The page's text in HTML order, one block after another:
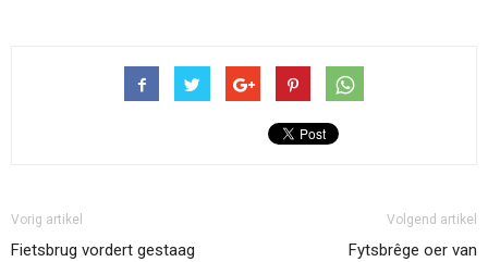
Vorig artikel
Fietsbrug vordert gestaag
Volgend artikel
Fytsbrêge oer van